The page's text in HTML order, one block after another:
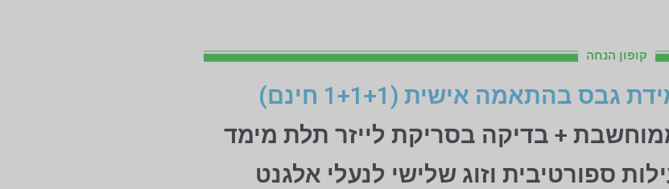
קופון הנחה
+ בדיקה בסריקת לייזר תלת מימד
ספורטיבית וזוג שלישי לנעלי אלגנט